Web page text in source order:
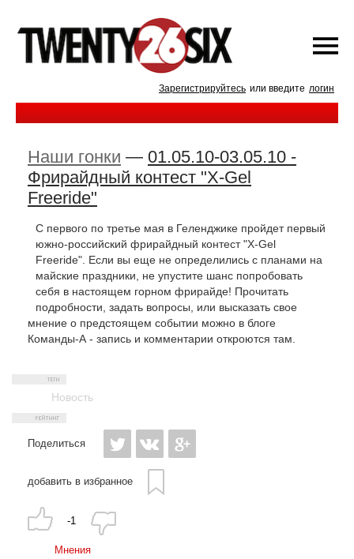
Зарегистрируйтесь или введите логин
Наши гонки — 01.05.10-03.05.10 -
Фрирайдный контест "X-Gel
Freeride"
С первого по третье мая в Геленджике пройдет первый
южно-российский фрирайдный контест "X-Gel
Freeride". Если вы еще не определились с планами на
майские праздники, не упустите шанс попробовать
себя в настоящем горном фрирайде! Прочитать
подробности, задать вопросы, или высказать свое
мнение о предстоящем событии можно в блоге
Команды-А - запись и комментарии откроются там.
Новость
Поделиться
добавить в избранное
-1
Мнения